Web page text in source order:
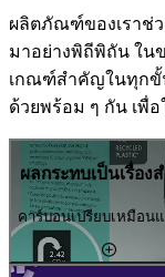
ผลิตภัณฑ์ของเราช่
มาอย่างพิถีพิถัน ใน
เกณฑ์สำคัญในทุกขั้
ด้วยพร้อม ๆ กัน เพื่
ผลกระทบเป็นเรื่อง
คาร์บอนเปรียบเหมือน